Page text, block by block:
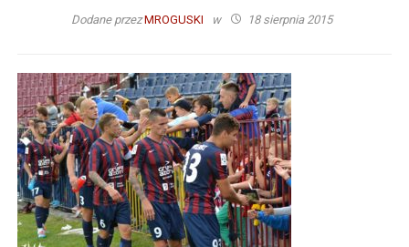
Dodane przezMROGUSKI w 18 sierpnia 2015